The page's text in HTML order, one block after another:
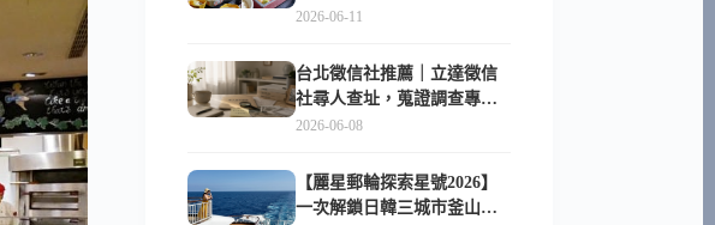
片與日式包廂空間
2026-06-11
台北徵信社推薦｜立達徵信
社尋人查址，蒐證調查專家
陪你找回失聯的家人
2026-06-08
【麗星郵輪探索星號2026】
一次解鎖日韓三城市釜山、